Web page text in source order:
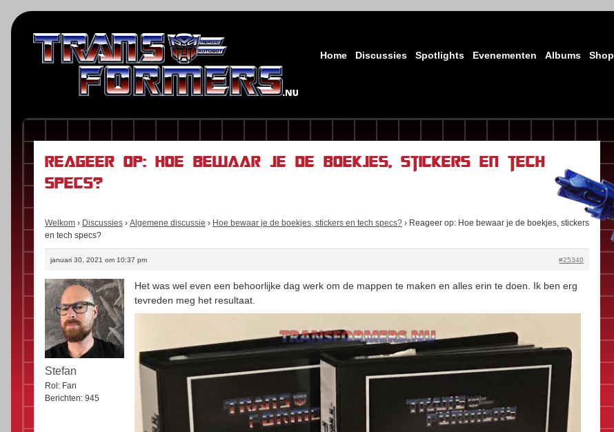
Home Discussies Spotlights Evenementen Albums Shop
Reageer op: Hoe bewaar je de boekjes, stickers en tech
specs?
Welkom › Discussies › Algemene discussie › Hoe bewaar je de boekjes, stickers en tech specs? › Reageer op: Hoe bewaar je de boekjes, stickers
en tech specs?
januari 30, 2021 om 10:37 pm #25340
Stefan
Rol: Fan
Berichten: 945
Het was wel even een behoorlijke dag werk om de mappen te maken en alles erin te doen. Ik ben erg
tevreden meg het resultaat.